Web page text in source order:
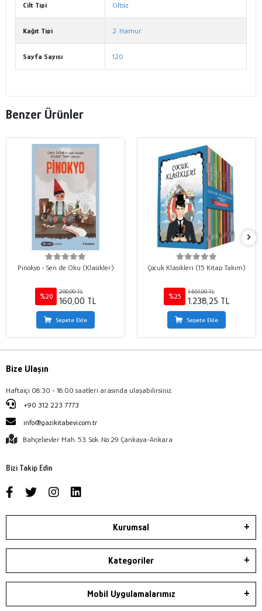
Cilt Tipi Ciltsiz
Kağıt Tipi 2. Hamur
Sayfa Sayısı 120
Benzer Ürünler
Pinokyo - Sen de Oku (Klasikler)
%20
200,00 TL
160,00 TL
Sepete Ekle
Çocuk Klasikleri (15 Kitap Takım)
%25
1.651,00 TL
1.238,25 TL
Sepete Ekle
Bize Ulaşın
Haftaiçi 08:30 - 18:00 saatleri arasında ulaşabilirsiniz.
+90 312 223 7773
info@gazikitabevi.com.tr
Bahçelievler Mah. 53. Sok. No:29 Çankaya-Ankara
Bizi Takip Edin
Kurumsal
Kategoriler
Mobil Uygulamalarımız